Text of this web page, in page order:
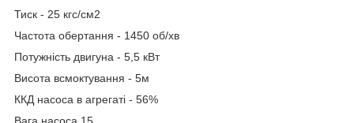
Тиск - 25 кгс/см2
Частота обертання - 1450 об/хв
Потужність двигуна - 5,5 кВт
Висота всмоктування - 5м
ККД насоса в агрегаті - 56%
Вага насоса 15